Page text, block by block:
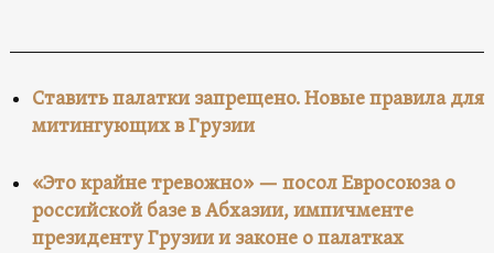
Ставить палатки запрещено. Новые правила для
митингующих в Грузии
«Это крайне тревожно» — посол Евросоюза о
российской базе в Абхазии, импичменте
президенту Грузии и законе о палатках